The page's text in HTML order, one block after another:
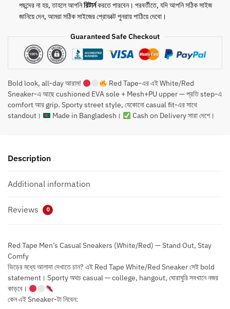
পছন্দের না হয়, তাহলে আপনিরিটার্নকরতে পারবেন। পরবর্তীতে, যদি আপনি সঠিক সাইজ
জানিয়ে দেন, আমরা সঠিক সাইজের প্রোডাক্ট পুনরায় পাঠিয়ে দেবো।
Guaranteed Safe Checkout
Bold look, all-day আরাম!
Red Tape-এর এই White/Red
Sneaker-এ আছে cushioned EVA sole + Mesh+PU upper — প্রতি step-এ
comfort আর grip. Sporty street style, যেকোনো casual fit-এর সাথে
standout।
Made in Bangladesh। Cash on Delivery সারা দেশে।
Description
Additional information
Reviews 0
Red Tape Men’s Casual Sneakers (White/Red) — Stand Out, Stay
Comfy
ভিড়ের মধ্যে আলাদা দেখাতে চান? এই Red Tape White/Red Sneaker সেই bold
statement। Sporty অথচ casual — college, hangout, ঘোরাঘুরি সবখানে নজর
কাড়বে।
কেন এই Sneaker-টা নিবেন: